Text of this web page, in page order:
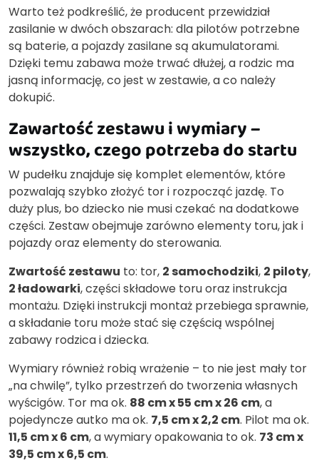
Warto też podkreślić, że producent przewidział
zasilanie w dwóch obszarach: dla pilotów potrzebne
są baterie, a pojazdy zasilane są akumulatorami.
Dzięki temu zabawa może trwać dłużej, a rodzic ma
jasną informację, co jest w zestawie, a co należy
dokupić.
Zawartość zestawu i wymiary –
wszystko, czego potrzeba do startu
W pudełku znajduje się komplet elementów, które
pozwalają szybko złożyć tor i rozpocząć jazdę. To
duży plus, bo dziecko nie musi czekać na dodatkowe
części. Zestaw obejmuje zarówno elementy toru, jak i
pojazdy oraz elementy do sterowania.
Zwartość zestawu to: tor, 2 samochodziki, 2 piloty,
2 ładowarki, części składowe toru oraz instrukcja
montażu. Dzięki instrukcji montaż przebiega sprawnie,
a składanie toru może stać się częścią wspólnej
zabawy rodzica i dziecka.
Wymiary również robią wrażenie – to nie jest mały tor
„na chwilę”, tylko przestrzeń do tworzenia własnych
wyścigów. Tor ma ok. 88 cm x 55 cm x 26 cm, a
pojedyncze autko ma ok. 7,5 cm x 2,2 cm. Pilot ma ok.
11,5 cm x 6 cm, a wymiary opakowania to ok. 73 cm x
39,5 cm x 6,5 cm.